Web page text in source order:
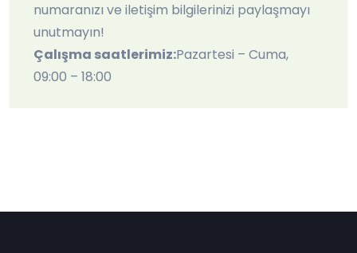
numaranızı ve iletişim bilgilerinizi paylaşmayı
unutmayın!
Çalışma saatlerimiz:Pazartesi – Cuma,
09:00 – 18:00